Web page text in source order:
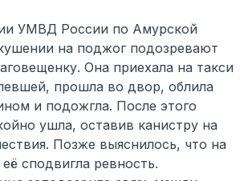
УМВД России по Амурской
на поджог подозревают
Она приехала на такси
прошла во двор, облила
и подожгла. После этого
ушла, оставив канистру на
Позже выяснилось, что на
сподвигла ревность.